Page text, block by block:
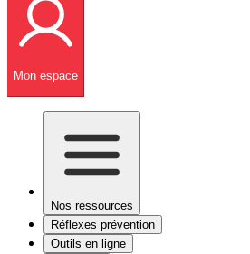
Mon espace
Nos ressources
Réflexes prévention
Outils en ligne